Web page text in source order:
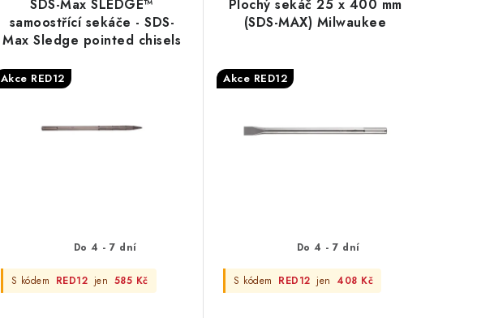
SDS-Max SLEDGE™
samoostřící sekáče - SDS-
Max Sledge pointed chisels
Akce RED12
Do 4 - 7 dní
S kódem RED12 jen 585 Kč
Plochý sekáč 25 x 400 mm
(SDS-MAX) Milwaukee
Akce RED12
Do 4 - 7 dní
S kódem RED12 jen 408 Kč